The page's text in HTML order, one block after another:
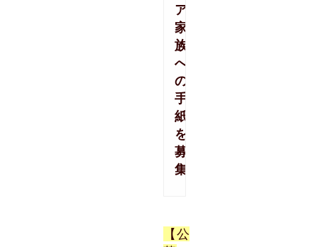
ア・
家
族
へ
の
手
紙
を
募
集！
【公